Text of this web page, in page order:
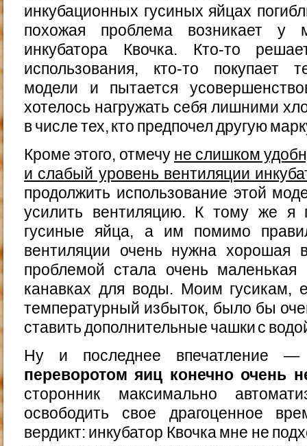
инкубационных гусиных яйцах
похожая проблема возникает у
инкубатора Квочка. Кто-то
использования, кто-то покупает
модели и пытается
хотелось нагружать себя лишними
в числе тех, кто предпочел другую
Кроме этого, отмечу не слишком
и слабый уровень вентиляции
продолжить использование этой
усилить вентиляцию. К тому же я
гусиные яйца, а им помимо
вентиляции очень нужна хорошая
проблемой стала очень
канавках для воды. Моим гусикам,
температурный избыток, было бы
ставить дополнительные чашки с
Ну и последнее впечатление
переворотом яиц конечно очень
сторонник максимально
освободить свое драгоценное
вердикт: инкубатор Квочка мне не